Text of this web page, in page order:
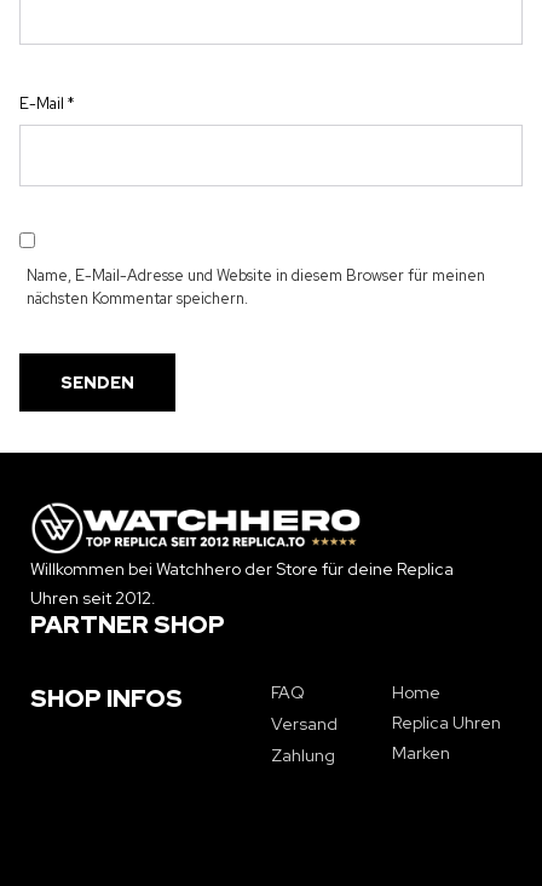
E-Mail *
Name, E-Mail-Adresse und Website in diesem Browser für meinen
nächsten Kommentar speichern.
Willkommen bei Watchhero der Store für deine Replica
Uhren seit 2012.
PARTNER SHOP
SHOP INFOS
FAQ
Versand
Zahlung
Home
Replica Uhren
Marken